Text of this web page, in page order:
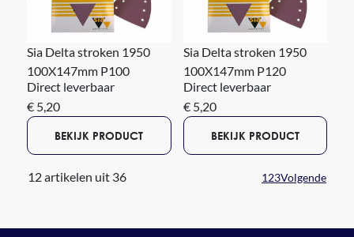
Sia Delta stroken 1950
100X147mm P100
Direct leverbaar
€ 5,20
BEKIJK PRODUCT
Sia Delta stroken 1950
100X147mm P120
Direct leverbaar
€ 5,20
BEKIJK PRODUCT
12 artikelen uit 36 123Volgende